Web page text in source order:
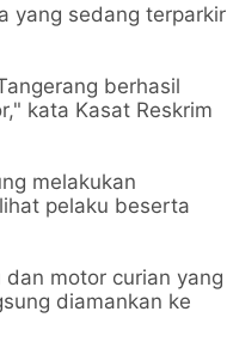
yang sedang terparkir
berhasil
kata Kasat Reskrim
melakukan
pelaku beserta
motor curian yang
diamankan ke